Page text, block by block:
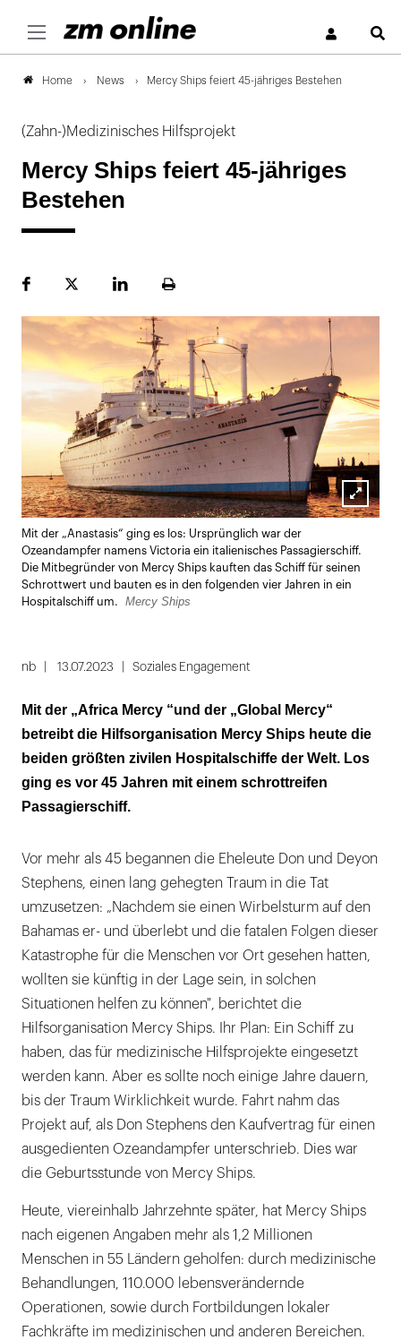
Home News Mercy Ships feiert 45-jähriges Bestehen
(Zahn-)Medizinisches Hilfsprojekt
Mercy Ships feiert 45-jähriges
Bestehen
FacebookPlattformLinekdInSeite
Lightbox
Mit der „Anastasis“ ging es los: Ursprünglich war der
Ozeandampfer namens Victoria ein italienisches Passagierschiff.
Die Mitbegründer von Mercy Ships kauften das Schiff für seinen
Schrottwert und bauten es in den folgenden vier Jahren in ein
Hospitalschiff um.
Mercy Ships
nb 13.07.2023 Soziales Engagement
Mit der „Africa Mercy “und der „Global Mercy“
betreibt die Hilfsorganisation Mercy Ships heute die
beiden größten zivilen Hospitalschiffe der Welt. Los
ging es vor 45 Jahren mit einem schrottreifen
Passagierschiff.
Vor mehr als 45 begannen die Eheleute Don und Deyon
Stephens, einen lang gehegten Traum in die Tat
umzusetzen: „Nachdem sie einen Wirbelsturm auf den
Bahamas er- und überlebt und die fatalen Folgen dieser
Katastrophe für die Menschen vor Ort gesehen hatten,
wollten sie künftig in der Lage sein, in solchen
Situationen helfen zu können", berichtet die
Hilfsorganisation Mercy Ships. Ihr Plan: Ein Schiff zu
haben, das für medizinische Hilfsprojekte eingesetzt
werden kann. Aber es sollte noch einige Jahre dauern,
bis der Traum Wirklichkeit wurde. Fahrt nahm das
Projekt auf, als Don Stephens den Kaufvertrag für einen
ausgedienten Ozeandampfer unterschrieb. Dies war
die Geburtsstunde von Mercy Ships.
Heute, viereinhalb Jahrzehnte später, hat Mercy Ships
nach eigenen Angaben mehr als 1,2 Millionen
Menschen in 55 Ländern geholfen: durch medizinische
Behandlungen, 110.000 lebensverändernde
Operationen, sowie durch Fortbildungen lokaler
Fachkräfte im medizinischen und anderen Bereichen.